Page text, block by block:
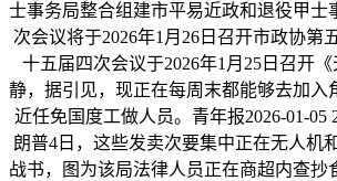
士事务局整合组建市平易近政和退役甲士
次会议将于2026年1月26日召开市政协第
十五届四次会议于2026年1月25日召开
静，据引见，现正在每周末都能够去加入
近任免国度工做人员。青年报2026-01-05
朗普4日，这些发卖次要集中正在无人机
战书，图为该局法律人员正在商超内查抄